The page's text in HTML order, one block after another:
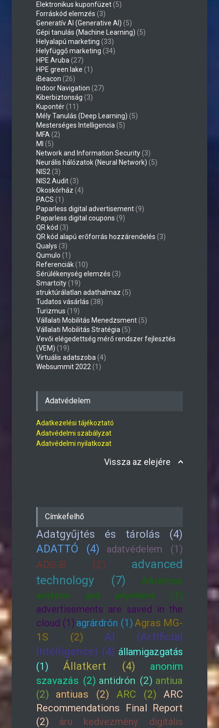
Elektronikus kuponfüzet(5)
Forráskód elemzés (3)
Generatív AI (Generative AI) (5)
Gépi tanulás (Machine Learning) (5)
Helyalapú marketing (33)
Helyfüggő marketing (34)
HPE Aruba (27)
HPE green lake (1)
iBeacon (26)
Indoor Navigation (27)
Kiberbiztonság (3)
Kupontér(11)
Mély Tanulás (Deep Learning) (5)
Mesterséges Intelligencia (5)
MFA (2)
MI (5)
Network and Information Security(3)
Neurális hálózatok (Neural Network) (5)
NIS2 (3)
NIS2 Audit(3)
Okoskórház (4)
PACS (1)
Paparless digital advertisement(9)
Paparless digital coupons (9)
QR kód (3)
QR kód alapú erőforrás hozzárendelés (3)
Qualys (3)
Qumulo (1)
Referenciák(10)
Sérülékenység elemzés (3)
Smartcity(19)
struktúrálatlan adathalmaz (5)
Tudatos vásárlás (38)
Turizmus (19)
Vállalati Mobilitás Menedzsment(5)
Vállalati Mobilitás Stratégia (5)
Vevői elégedettség mérő rendszer fejlesztés
(VEM) (19)
Virtuális adatszoba (4)
Websummit 2022 (1)
Adatvédelem
Adatkezelési tájékoztató
Adatvédelmi szabályzat
Adatvédelmi nyilatkozat
Vissza az elejére
Címkefelhő
Adatgyűjtés és tárolás (4)
ADATTÓ (4)
adatvédelem (1)
ADS-B (2)
advanced
technology (7)
Advertise
anytime and anywhere (1)
advertisements are saved in the
cloud (1) agrárdrón (1) Agras MG-
1S (2)
AI (Artificial
Intelligence) (4) államigazgatás
(1)
Állatkert (4)
anonim
szavazás (2) antidrón (2) antiua
(2)
antiuas (2) ARC (2)
ARC
Recommendations Final Report
(2)
áru kedvezmény digitális